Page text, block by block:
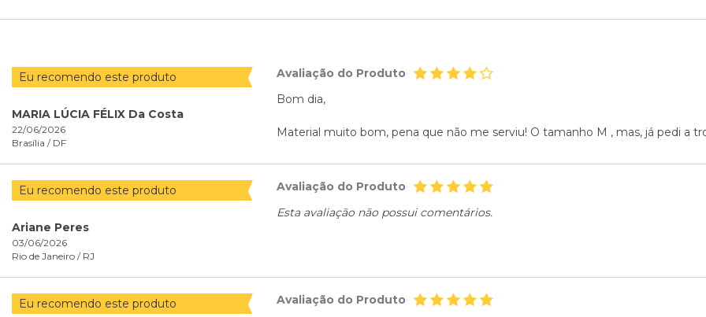
Eu recomendo este produto
MARIA LÚCIA FÉLIX Da Costa
22/06/2026
Brasília / DF
Avaliação do Produto
Bom dia,
Material muito bom, pena que não me serviu! O tamanho M , mas, já pedi a
Eu recomendo este produto
Ariane Peres
03/06/2026
Rio de Janeiro / RJ
Avaliação do Produto
Esta avaliação não possui comentários.
Eu recomendo este produto
Avaliação do Produto